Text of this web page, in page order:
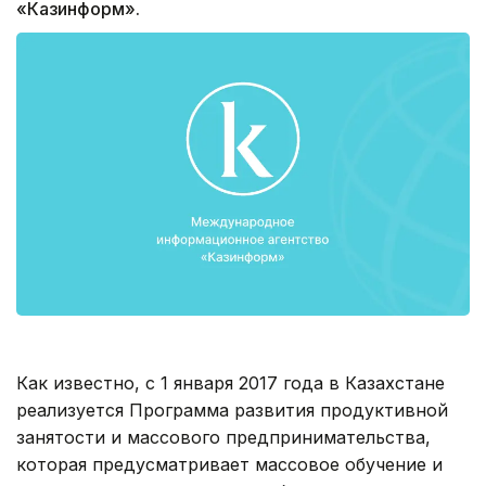
«Казинформ».
Как известно, с 1 января 2017 года в Казахстане
реализуется Программа развития продуктивной
занятости и массового предпринимательства,
которая предусматривает массовое обучение и